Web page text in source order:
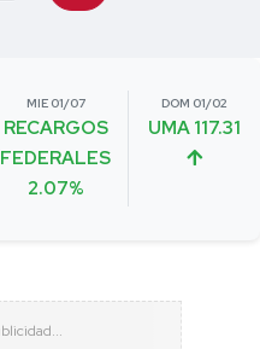
MIE 01/07
RECARGOS
FEDERALES
2.07%
DOM 01/02
UMA 117.31